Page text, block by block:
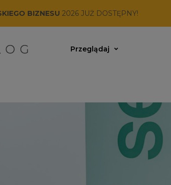
Przeglądaj
BIZNESU 2026 JUŻ DOSTĘPNY!